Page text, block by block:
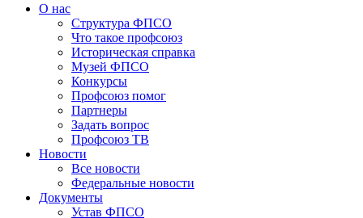
О нас
Структура ФПСО
Что такое профсоюз
Историческая справка
Музей ФПСО
Конкурсы
Профсоюз помог
Партнеры
Задать вопрос
Профсоюз ТВ
Новости
Все новости
Федеральные новости
Документы
Устав ФПСО